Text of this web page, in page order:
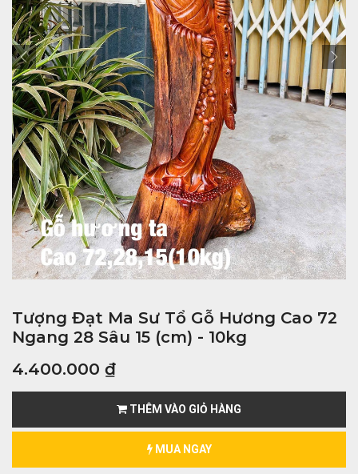
Tượng Đạt Ma Sư Tổ Gỗ Hương Cao 72
Ngang 28 Sâu 15 (cm) - 10kg
4.400.000 ₫
THÊM VÀO GIỎ HÀNG
MUA NGAY